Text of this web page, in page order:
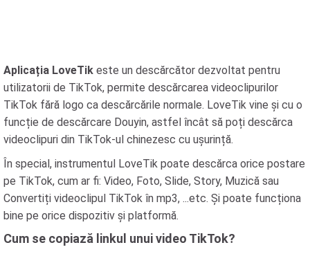
Aplicația LoveTik este un descărcător dezvoltat pentru
utilizatorii de TikTok, permite descărcarea videoclipurilor
TikTok fără logo ca descărcările normale. LoveTik vine și cu o
funcție de descărcare Douyin, astfel încât să poți descărca
videoclipuri din TikTok-ul chinezesc cu ușurință.
În special, instrumentul LoveTik poate descărca orice postare
pe TikTok, cum ar fi: Video, Foto, Slide, Story, Muzică sau
Convertiți videoclipul TikTok în mp3, ...etc. Și poate funcționa
bine pe orice dispozitiv și platformă.
Cum se copiază linkul unui video TikTok?